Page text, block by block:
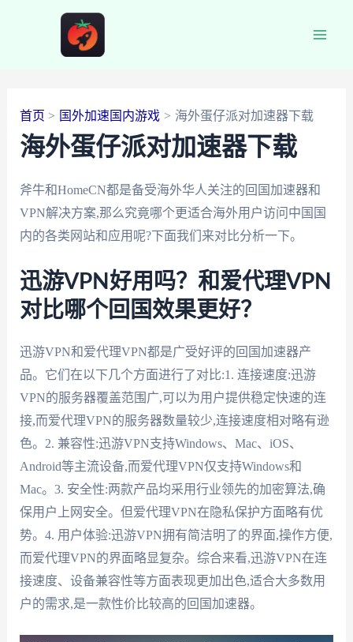
首页 国外加速国内游戏 海外蛋仔派对加速器下载
海外蛋仔派对加速器下载
斧牛和HomeCN都是备受海外华人关注的回国加速器和
VPN解决方案,那么究竟哪个更适合海外用户访问中国国
内的各类网站和应用呢?下面我们来对比分析一下。
迅游VPN好用吗？和爱代理VPN
对比哪个回国效果更好？
迅游VPN和爱代理VPN都是广受好评的回国加速器产
品。它们在以下几个方面进行了对比:1. 连接速度:迅游
VPN的服务器覆盖范围广,可以为用户提供稳定快速的连
接,而爱代理VPN的服务器数量较少,连接速度相对略有逊
色。2. 兼容性:迅游VPN支持Windows、Mac、iOS、
Android等主流设备,而爱代理VPN仅支持Windows和
Mac。3. 安全性:两款产品均采用行业领先的加密算法,确
保用户上网安全。但爱代理VPN在隐私保护方面略有优
势。4. 用户体验:迅游VPN拥有简洁明了的界面,操作方便,
而爱代理VPN的界面略显复杂。综合来看,迅游VPN在连
接速度、设备兼容性等方面表现更加出色,适合大多数用
户的需求,是一款性价比较高的回国加速器。